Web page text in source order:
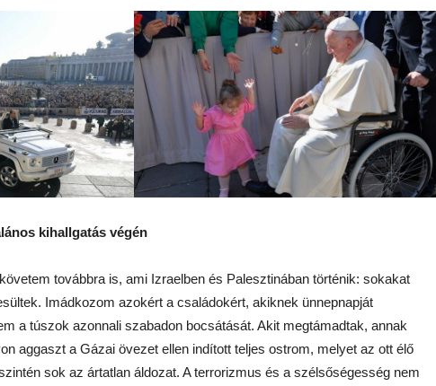
kihallgatás végén
továbbra is, ami Izraelben és Palesztinában történik: sokakat
Imádkozom azokért a családokért, akiknek ünnepnapját
a túszok azonnali szabadon bocsátását. Akit megtámadtak, annak
aggaszt a Gázai övezet ellen indított teljes ostrom, melyet az ott élő
sok az ártatlan áldozat. A terrorizmus és a szélsőségesség nem